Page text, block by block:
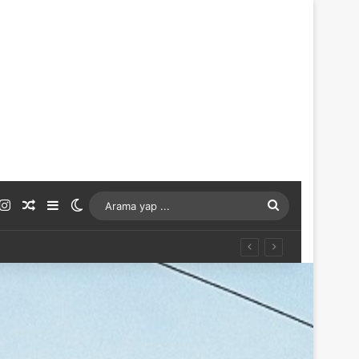
InstagramRastgele Makale
Kenar Bölmesi
Dış görünümü değiştir
...